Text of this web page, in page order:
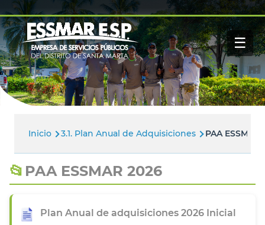
Pasar al contenido principal
Buscar
☰
Navegación
principal
Inicio
Nosotros
Servicios
Paga tu factura
Ruta
de
navegación
Inicio 3.1. Plan Anual de Adquisiciones PAA ESSMAR
PAA ESSMAR 2026
Plan Anual de adquisiciones 2026 Inicial